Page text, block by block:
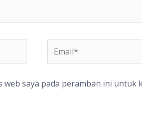
Email*
web saya pada peramban ini untuk